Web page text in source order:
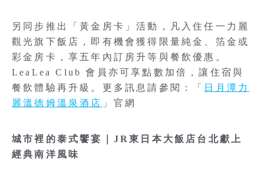
另同步推出「黃金房卡」活動，凡入住任一力麗
觀光旗下飯店，即有機會獲得限量純金、箔金或
彩金房卡，享五年內訂房升等與餐飲優惠。
LeaLea Club 會員亦可享點數加倍，讓住宿與
餐飲體驗再升級。更多訊息請參閱：「
日月潭力
麗溫德姆溫泉酒店 」官網
城市裡的泰式饗宴｜JR東日本大飯店台北獻上
經典南洋風味